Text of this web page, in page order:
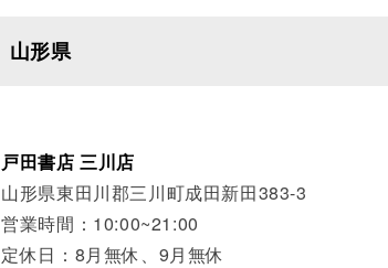
山形県
戸田書店 三川店
山形県東田川郡三川町成田新田383-3
営業時間：10:00~21:00
定休日：8月無休、9月無休